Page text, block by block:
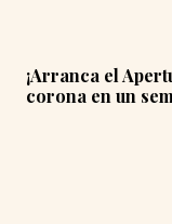
¡Arranca el
corona en un